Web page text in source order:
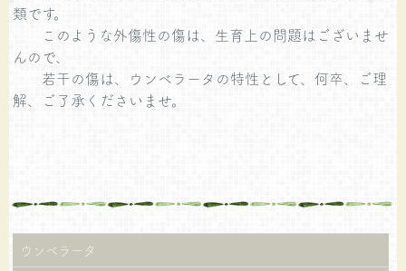
類です。
このような外傷性の傷は、生育上の問題はございませ
んので、
若干の傷は、ウンベラータの特性として、何卒、ご理
解、ご了承くださいませ。
ウンベラータ